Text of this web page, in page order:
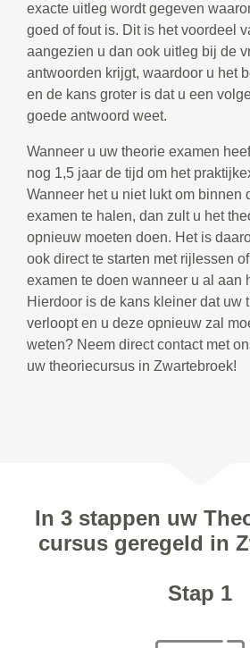
exacte uitleg wordt gegeven
goed of fout is. Dit is het voordeel
aangezien u dan ook uitleg bij de
antwoorden krijgt, waardoor u het
en de kans groter is dat u een
goede antwoord weet.
Wanneer u uw theorie examen
nog 1,5 jaar de tijd om het
Wanneer het u niet lukt om binnen
examen te halen, dan zult u het
opnieuw moeten doen. Het is
ook direct te starten met rijlessen
examen te doen wanneer u al aan
Hierdoor is de kans kleiner dat uw
verloopt en u deze opnieuw zal
weten? Neem direct contact met
uw theoriecursus in Zwartebroek!
In 3 stappen uw
cursus geregeld in
Stap 1